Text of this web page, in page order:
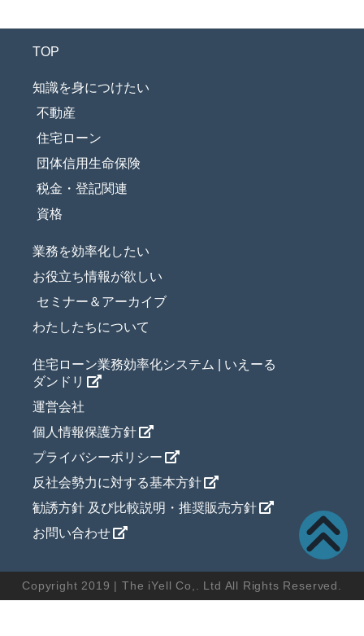
TOP
知識を身につけたい
不動産
住宅ローン
団体信用生命保険
税金・登記関連
資格
業務を効率化したい
お役立ち情報が欲しい
セミナー＆アーカイブ
わたしたちについて
住宅ローン業務効率化システム | いえーる
ダンドリ
運営会社
個人情報保護方針
プライバシーポリシー
反社会勢力に対する基本方針
勧誘方針 及び比較説明・推奨販売方針
お問い合わせ
Copyright 2019 | The iYell Co,. Ltd All Rights Reserved.